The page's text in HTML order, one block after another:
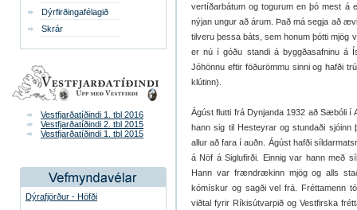
Dýrfirðingafélagið
Skrár
Vestfjarðatíðindi 1. tbl 2016
Vestfjarðatíðindi 2. tbl 2015
Vestfjarðatíðindi 1. tbl 2015
Dýrafjörður - Höfði
vertíðarbátum og togurum en þó mest á
nýjan ungur að árum. Það má segja að
tilveru þessa báts, sem honum þótti mjög
er nú í góðu standi á byggðasafninu á
Jóhönnu eftir föðurömmu sinni og hafði
klútinn).
Ágúst flutti frá Dynjanda 1932 að Sæbóli
hann sig til Hesteyrar og stundaði sjóinn
allur að fara í auðn. Ágúst hafði
á Nöf á Siglufirði. Einnig var hann með
Hann var frændrækinn mjög og alls
kómískur og sagði vel frá. Fréttamenn
viðtal fyrir Ríkisútvarpið og Vestfirska